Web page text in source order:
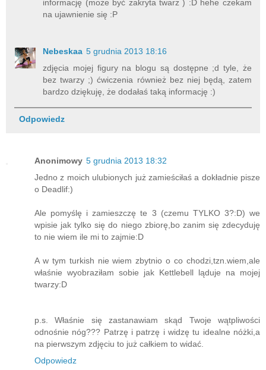
informację (może być zakryta twarz ) :D hehe czekam
na ujawnienie się :P
Nebeskaa 5 grudnia 2013 18:16
zdjęcia mojej figury na blogu są dostępne ;d tyle, że
bez twarzy ;) ćwiczenia również bez niej będą, zatem
bardzo dziękuję, że dodałaś taką informację :)
Odpowiedz
Anonimowy 5 grudnia 2013 18:32
Jedno z moich ulubionych już zamieściłaś a dokładnie pisze
o Deadlif:)
Ale pomyślę i zamieszczę te 3 (czemu TYLKO 3?:D) we
wpisie jak tylko się do niego zbiorę,bo zanim się zdecyduję
to nie wiem ile mi to zajmie:D
A w tym turkish nie wiem zbytnio o co chodzi,tzn.wiem,ale
właśnie wyobraziłam sobie jak Kettlebell ląduje na mojej
twarzy:D
p.s. Właśnie się zastanawiam skąd Twoje wątpliwości
odnośnie nóg??? Patrzę i patrzę i widzę tu idealne nóżki,a
na pierwszym zdjęciu to już całkiem to widać.
Odpowiedz